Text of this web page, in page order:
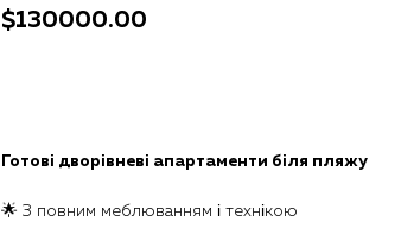
$130000.00
Готові дворівневі апартаменти біля пляжу
🌟 З повним меблюванням і технікою